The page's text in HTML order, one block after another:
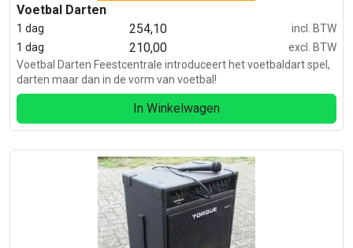
Voetbal Darten
1 dag 254,10
incl. BTW
1 dag
210,00
excl. BTW
Voetbal Darten Feestcentrale introduceert het voetbaldart spel,
darten maar dan in de vorm van voetbal!
In Winkelwagen